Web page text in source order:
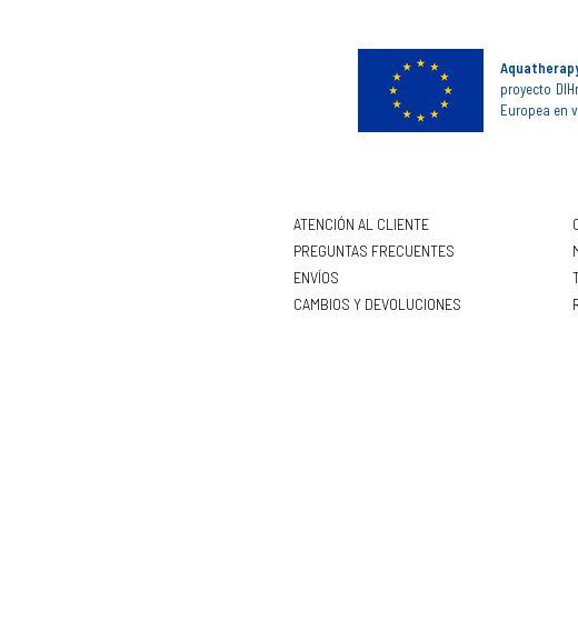
proyecto
Europea en
ATENCIÓN AL CLIENTE
PREGUNTAS FRECUENTES
ENVÍOS
CAMBIOS Y DEVOLUCIONES